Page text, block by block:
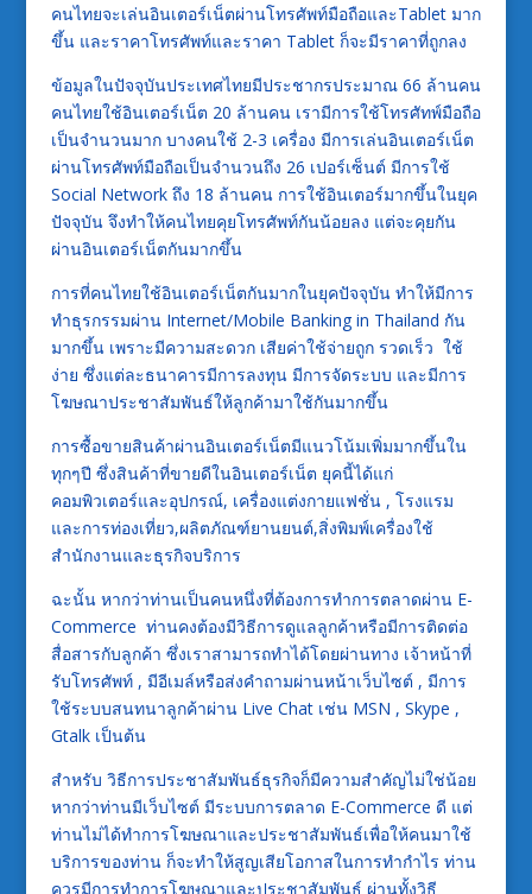
คนไทยจะเล่นอินเตอร์เน็ตผ่านโทรศัพท์มือถือและTablet มาก
ขึ้น และราคาโทรศัพท์และราคา Tablet ก็จะมีราคาที่ถูกลง
ข้อมูลในปัจจุบันประเทศไทยมีประชากรประมาณ 66 ล้านคน
คนไทยใช้อินเตอร์เน็ต 20 ล้านคน เรามีการใช้โทรศัทพ์มือถือ
เป็นจำนวนมาก บางคนใช้ 2-3 เครื่อง มีการเล่นอินเตอร์เน็ต
ผ่านโทรศัพท์มือถือเป็นจำนวนถึง 26 เปอร์เซ็นต์ มีการใช้
Social Network ถึง 18 ล้านคน การใช้อินเตอร์มากขึ้นในยุค
ปัจจุบัน จึงทำให้คนไทยคุยโทรศัพท์กันน้อยลง แต่จะคุยกัน
ผ่านอินเตอร์เน็ตกันมากขึ้น
การที่คนไทยใช้อินเตอร์เน็ตกันมากในยุคปัจจุบัน ทำให้มีการ
ทำธุรกรรมผ่าน Internet/Mobile Banking in Thailand กัน
มากขึ้น เพราะมีความสะดวก เสียค่าใช้จ่ายถูก รวดเร็ว ใช้
ง่าย ซึ่งแต่ละธนาคารมีการลงทุน มีการจัดระบบ และมีการ
โฆษณาประชาสัมพันธ์ให้ลูกค้ามาใช้กันมากขึ้น
การซื้อขายสินค้าผ่านอินเตอร์เน็ตมีแนวโน้มเพิ่มมากขึ้นใน
ทุกๆปี ซึ่งสินค้าที่ขายดีในอินเตอร์เน็ต ยุคนี้ได้แก่
คอมพิวเตอร์และอุปกรณ์, เครื่องแต่งกายแฟชั่น , โรงแรม
และการท่องเที่ยว,ผลิตภัณฑ์ยานยนต์,สิ่งพิมพ์เครื่องใช้
สำนักงานและธุรกิจบริการ
ฉะนั้น หากว่าท่านเป็นคนหนึ่งที่ต้องการทำการตลาดผ่าน E-
Commerce ท่านคงต้องมีวิธีการดูแลลูกค้าหรือมีการติดต่อ
สื่อสารกับลูกค้า ซึ่งเราสามารถทำได้โดยผ่านทาง เจ้าหน้าที่
รับโทรศัพท์ , มีอีเมล์หรือส่งคำถามผ่านหน้าเว็บไซต์ , มีการ
ใช้ระบบสนทนาลูกค้าผ่าน Live Chat เช่น MSN , Skype ,
Gtalk เป็นต้น
สำหรับ วิธีการประชาสัมพันธ์ธุรกิจก็มีความสำคัญไม่ใช่น้อย
หากว่าท่านมีเว็บไซต์ มีระบบการตลาด E-Commerce ดี แต่
ท่านไม่ได้ทำการโฆษณาและประชาสัมพันธ์เพื่อให้คนมาใช้
บริการของท่าน ก็จะทำให้สูญเสียโอกาสในการทำกำไร ท่าน
ควรมีการทำการโฆษณาและประชาสัมพันธ์ ผ่านทั้งวิธี